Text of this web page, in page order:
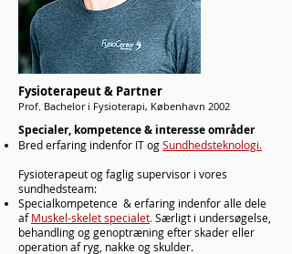
Fysioterapeut & Partner
Prof. Bachelor i Fysioterapi, København 2002
Specialer, kompetence & interesse områder
Bred erfaring indenfor IT ogSundhedsteknologi.
Fysioterapeut og faglig supervisor i vores
sundhedsteam:
Specialkompetence & erfaring indenfor alle dele
afMuskel-skelet specialet. Særligt i undersøgelse,
behandling og genoptræning efter skader eller
operation af ryg, nakke og skulder.